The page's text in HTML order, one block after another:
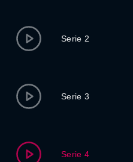
Serie 2
Serie 3
Serie 4